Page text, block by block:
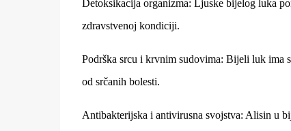
Detoksikacija organizma: Ljuske bijelog luka
zdravstvenoj kondiciji.
Podrška srcu i krvnim sudovima: Bijeli luk ima
od srčanih bolesti.
Antibakterijska i antivirusna svojstva: Alisin u